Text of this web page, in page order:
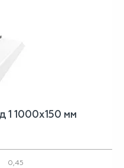
1 1000х150 мм
0,45